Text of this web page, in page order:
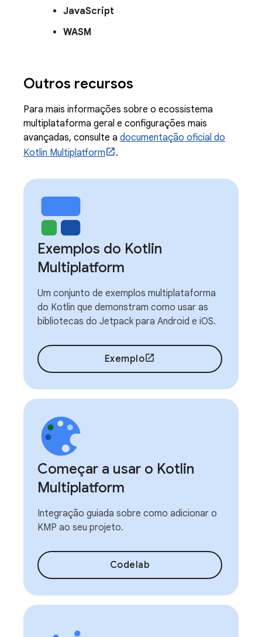
JavaScript
WASM
Outros recursos
Para mais informações sobre o ecossistema
multiplataforma geral e configurações mais
avançadas, consulte a documentação oficial do
Kotlin Multiplatform
.
Exemplos do Kotlin
Multiplatform
Um conjunto de exemplos multiplataforma
do Kotlin que demonstram como usar as
bibliotecas do Jetpack para Android e iOS.
Exemplo
Começar a usar o Kotlin
Multiplatform
Integração guiada sobre como adicionar o
KMP ao seu projeto.
Codelab